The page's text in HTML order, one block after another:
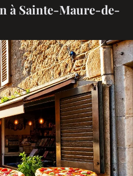
à Sainte-Maure-de-